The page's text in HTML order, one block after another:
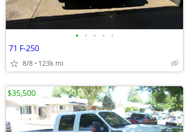
• • • • •
71 F-250
8/8 123k mi
$35,500